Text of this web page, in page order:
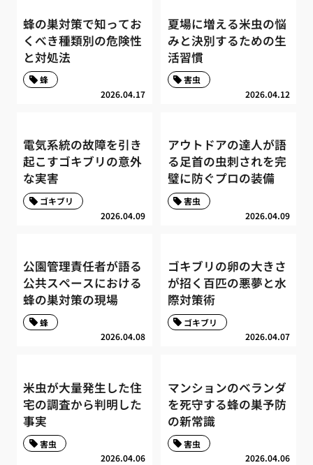
蜂の巣対策で知ってお
くべき種類別の危険性
と対処法
2026.04.17
蜂
夏場に増える米虫の悩
みと決別するための生
活習慣
2026.04.12
害虫
電気系統の故障を引き
起こすゴキブリの意外
な実害
2026.04.09
ゴキブリ
アウトドアの達人が語
る足首の虫刺されを完
璧に防ぐプロの装備
2026.04.09
害虫
公園管理責任者が語る
公共スペースにおける
蜂の巣対策の現場
2026.04.08
蜂
ゴキブリの卵の大きさ
が招く百匹の悪夢と水
際対策術
2026.04.07
ゴキブリ
米虫が大量発生した住
宅の調査から判明した
事実
2026.04.06
害虫
マンションのベランダ
を死守する蜂の巣予防
の新常識
2026.04.06
害虫